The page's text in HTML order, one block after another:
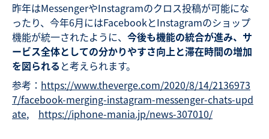
昨年はMessengerやInstagramのクロス投稿が可能にな
ったり、今年6月にはFacebookとInstagramのショップ
機能が統一されたように、 今後も機能の統合が進み、サ
ービス全体としての分かりやすさ向上と滞在時間の増加
を図られる と考えられます。
参考： https://www.theverge.com/2020/8/14/2136973
7/facebook-merging-instagram-messenger-chats-upd
ate, https://iphone-mania.jp/news-307010/